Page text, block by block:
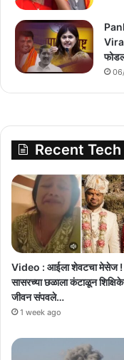
Recent
Video : आईला शेवटचा मेसेज !
सासरच्या छळाला कंटाळून
जीवन संपवले…
1 week ago